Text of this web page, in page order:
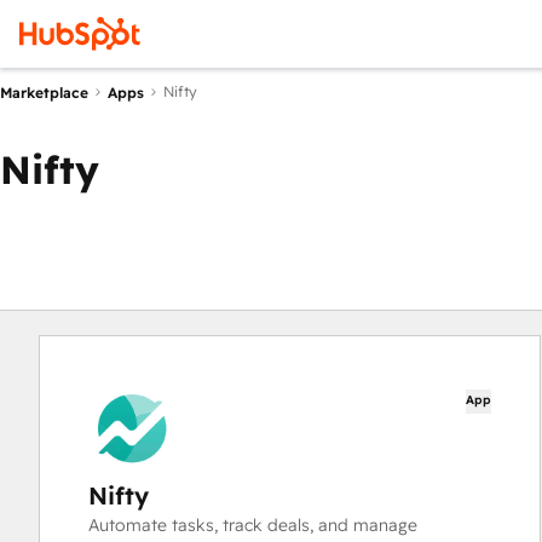
Marketplace Apps Nifty
Nifty
App
Nifty
Automate tasks, track deals, and manage